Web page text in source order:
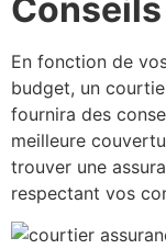
En fonction de
budget, un
fournira des
meilleure
trouver une
respectant vos